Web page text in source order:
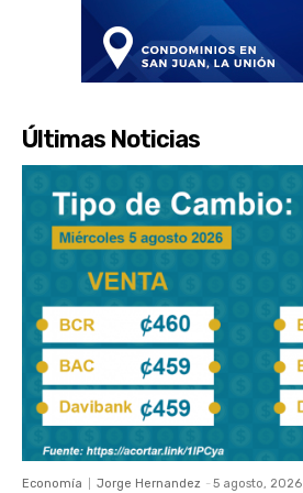
Últimas Noticias
Economía Jorge Hernandez - 5 agosto, 2026